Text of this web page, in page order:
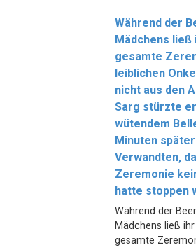
Während der
Mädchens
gesamte
leiblichen
nicht aus den
Sarg stürzte
wütendem
Minuten
Verwandten,
Zeremonie
hatte stoppen
Während der
Mädchens ließ
gesamte